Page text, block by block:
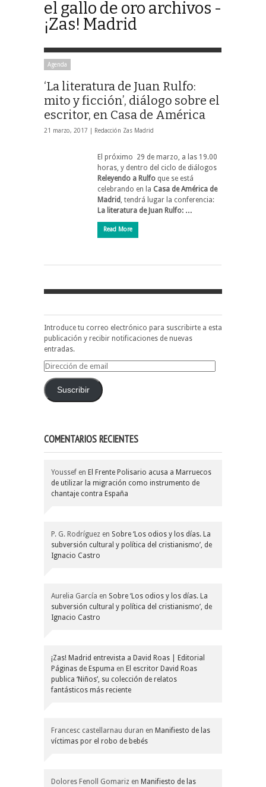
el gallo de oro archivos -
¡Zas! Madrid
Agenda
‘La literatura de Juan Rulfo:
mito y ficción’, diálogo sobre el
escritor, en Casa de América
21 marzo, 2017 | Redacción Zas Madrid
El próximo 29 de marzo, a las 19.00
horas, y dentro del ciclo de diálogos
Releyendo a Rulfo que se está
celebrando en la Casa de América de
Madrid , tendrá lugar la conferencia:
La literatura de Juan Rulfo: …
Read More
Introduce tu correo electrónico para suscribirte a esta
publicación y recibir notificaciones de nuevas
entradas.
Dirección
emailSuscribir
COMENTARIOS RECIENTES
Youssef en El Frente Polisario acusa a Marruecos
de utilizar la migración como instrumento de
chantaje contra España
P. G. Rodríguez en Sobre ‘Los odios y los días. La
subversión cultural y política del cristianismo’, de
Ignacio Castro
Aurelia García en Sobre ‘Los odios y los días. La
subversión cultural y política del cristianismo’, de
Ignacio Castro
¡Zas! Madrid entrevista a David Roas | Editorial
Páginas de Espuma en El escritor David Roas
publica ‘Niños’, su colección de relatos
fantásticos más reciente
Francesc castellarnau duran en Manifiesto de las
víctimas por el robo de bebés
Dolores Fenoll Gomariz en Manifiesto de las